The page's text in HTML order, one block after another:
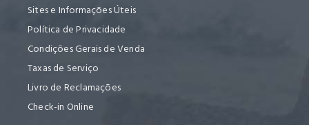
Sites e Informações Úteis
Política de Privacidade
Condições Gerais de Venda
Taxas de Serviço
Livro de Reclamações
Check-in Online